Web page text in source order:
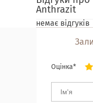
Anthrazit
немає відгуків
Оцінка*